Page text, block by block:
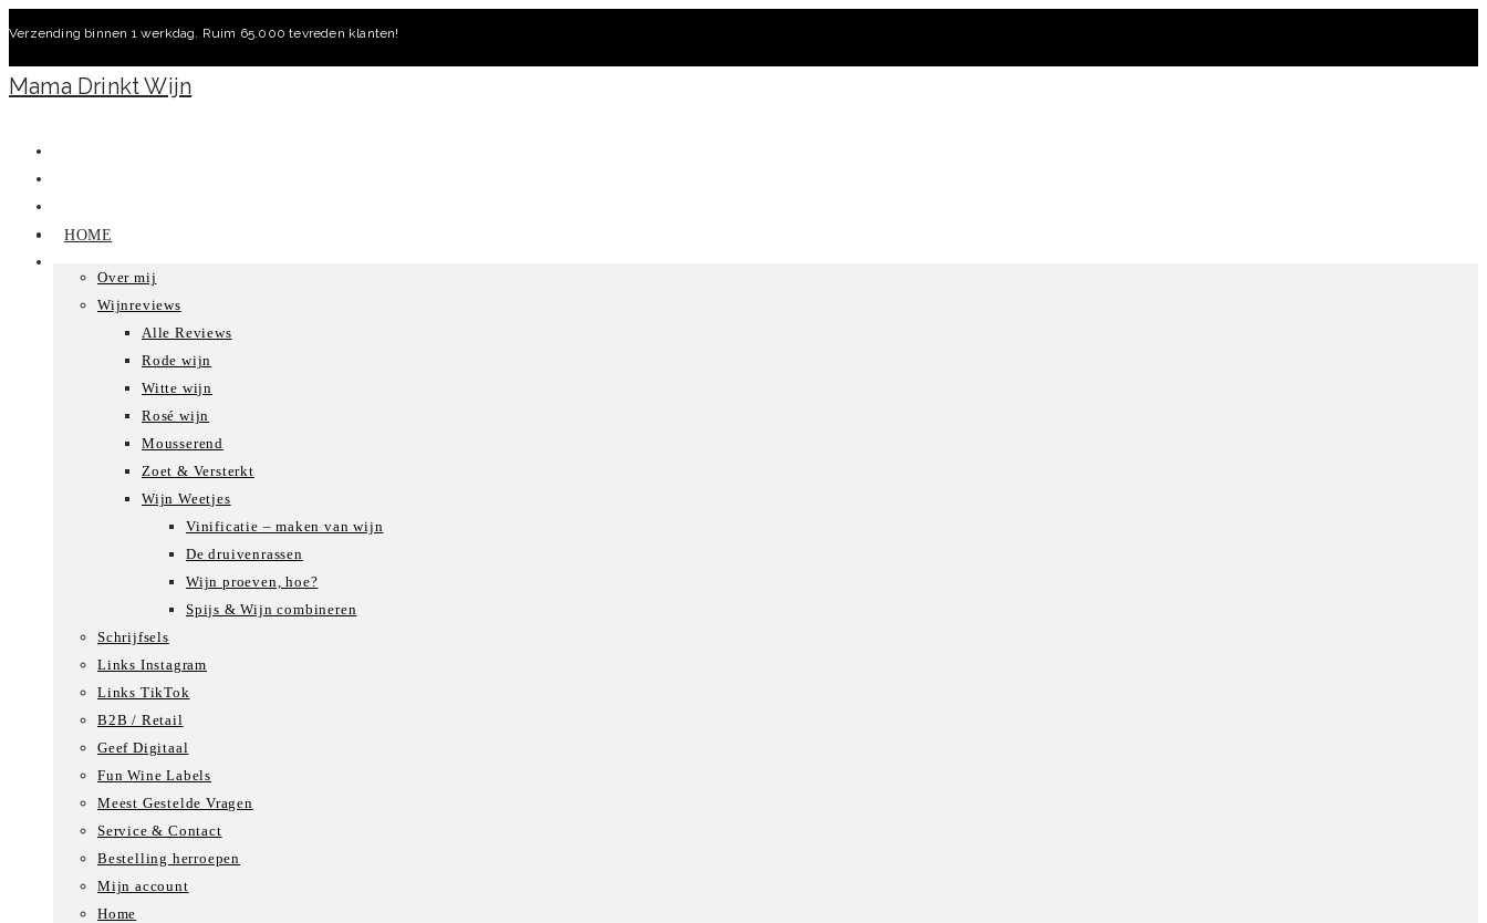
inhoud
Verzending binnen 1 werkdag. Ruim 65.000 tevreden klanten!
Mama Drinkt Wijn
HOME
Over mij
Wijnreviews
Alle Reviews
Rode wijn
Witte wijn
Rosé wijn
Mousserend
Zoet & Versterkt
Wijn Weetjes
Vinificatie – maken van wijn
De druivenrassen
Wijn proeven, hoe?
Spijs & Wijn combineren
Schrijfsels
Links Instagram
Links TikTok
B2B / Retail
Geef Digitaal
Fun Wine Labels
Meest Gestelde Vragen
Service & Contact
Bestelling herroepen
Mijn account
Home